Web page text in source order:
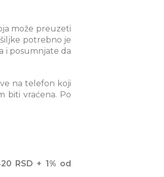
može preuzeti
potrebno je
i posumnjate da
na telefon koji
biti vraćena. Po
RSD + 1% od